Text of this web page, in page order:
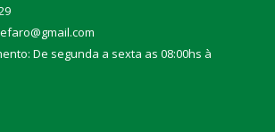
De segunda a sexta as 08:00hs à